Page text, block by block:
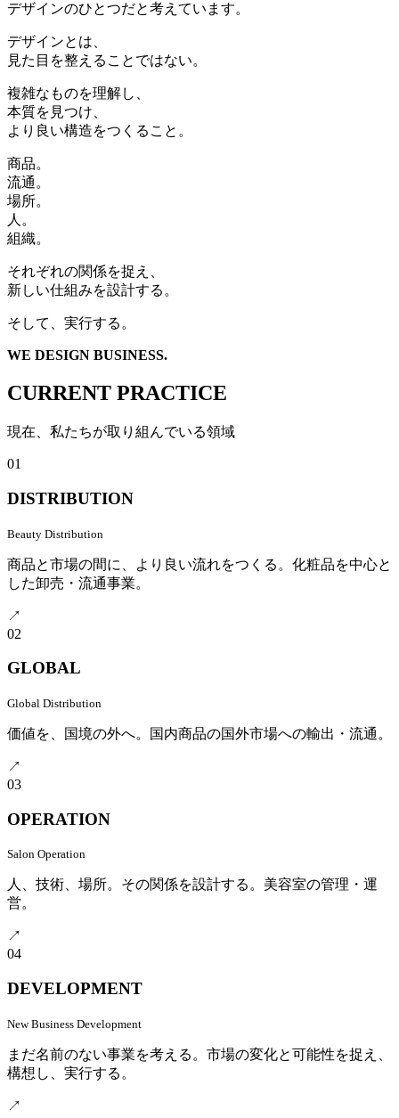
デザインのひとつだと考えています。
デザインとは、
見た目を整えることではない。
複雑なものを理解し、
本質を見つけ、
より良い構造をつくること。
商品。
流通。
場所。
人。
組織。
それぞれの関係を捉え、
新しい仕組みを設計する。
そして、実行する。
WE DESIGN BUSINESS.
CURRENT PRACTICE
現在、私たちが取り組んでいる領域
01
DISTRIBUTION
Beauty Distribution
商品と市場の間に、より良い流れをつくる。化粧品を中心と
した卸売・流通事業。
↗
02
GLOBAL
Global Distribution
価値を、国境の外へ。国内商品の国外市場への輸出・流通。
↗
03
OPERATION
Salon Operation
人、技術、場所。その関係を設計する。美容室の管理・運
営。
↗
04
DEVELOPMENT
New Business Development
まだ名前のない事業を考える。市場の変化と可能性を捉え、
構想し、実行する。
↗